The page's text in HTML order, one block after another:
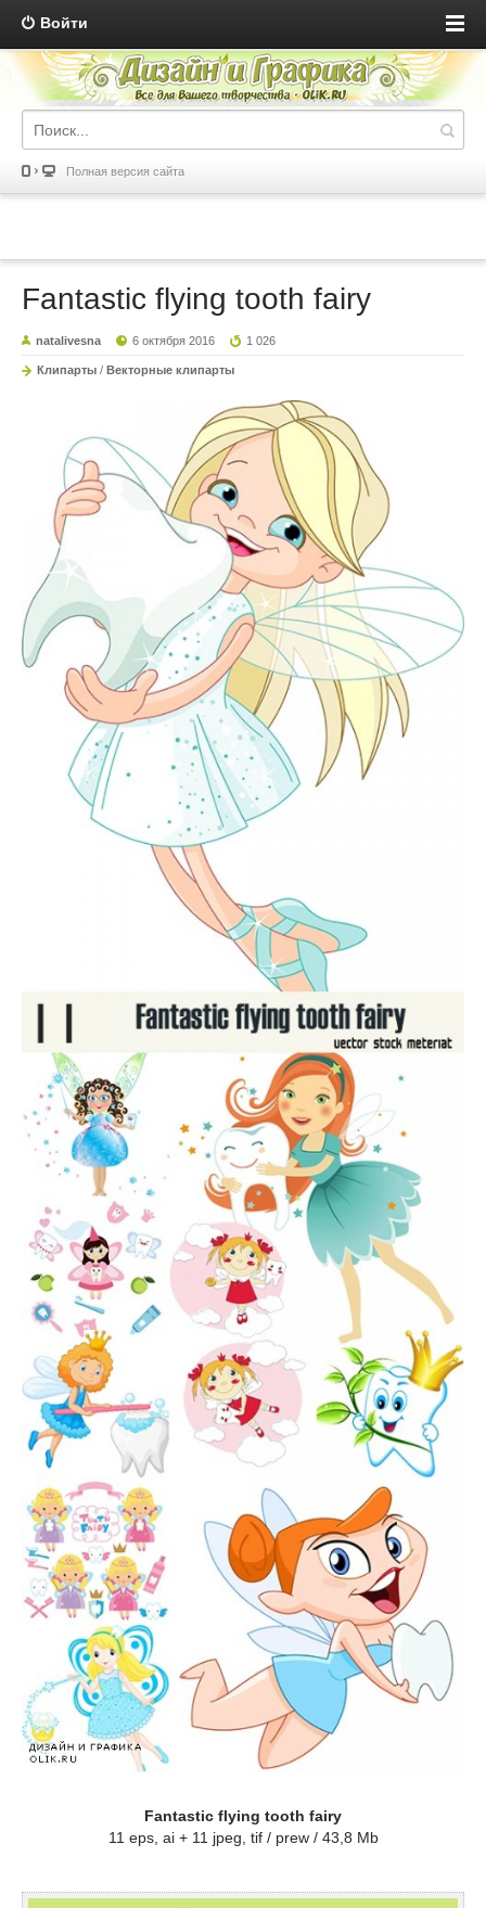
Войти
Полная версия сайта
Fantastic flying tooth fairy
natalivesna 6 октября 2016 1 026
Клипарты / Векторные клипарты
Fantastic flying tooth fairy
11 eps, ai + 11 jpeg, tif / prew / 43,8 Mb